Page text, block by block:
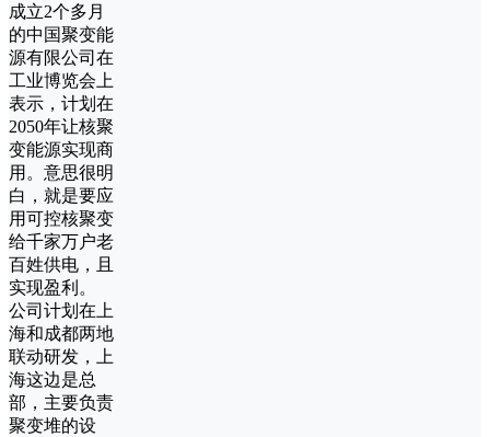
成立2个多月
的中国聚变能
源有限公司在
工业博览会上
表示，计划在
2050年让核聚
变能源实现商
用。意思很明
白，就是要应
用可控核聚变
给千家万户老
百姓供电，且
实现盈利。
公司计划在上
海和成都两地
联动研发，上
海这边是总
部，主要负责
聚变堆的设